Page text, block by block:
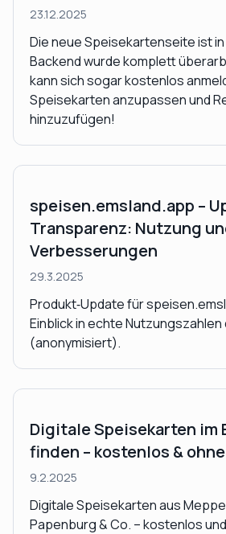
23.12.2025
Die neue Speisekartenseite ist
Backend wurde komplett
kann sich sogar kostenlos
Speisekarten anzupassen und
hinzuzufügen!
speisen.emsland.app –
Transparenz: Nutzung
Verbesserungen
29.3.2025
Produkt‑Update für
Einblick in echte
(anonymisiert).
Digitale Speisekarten im
finden – kostenlos &
9.2.2025
Digitale Speisekarten aus
Papenburg & Co. – kostenlos